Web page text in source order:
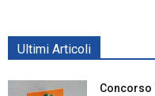
Ultimi Articoli
Concorso